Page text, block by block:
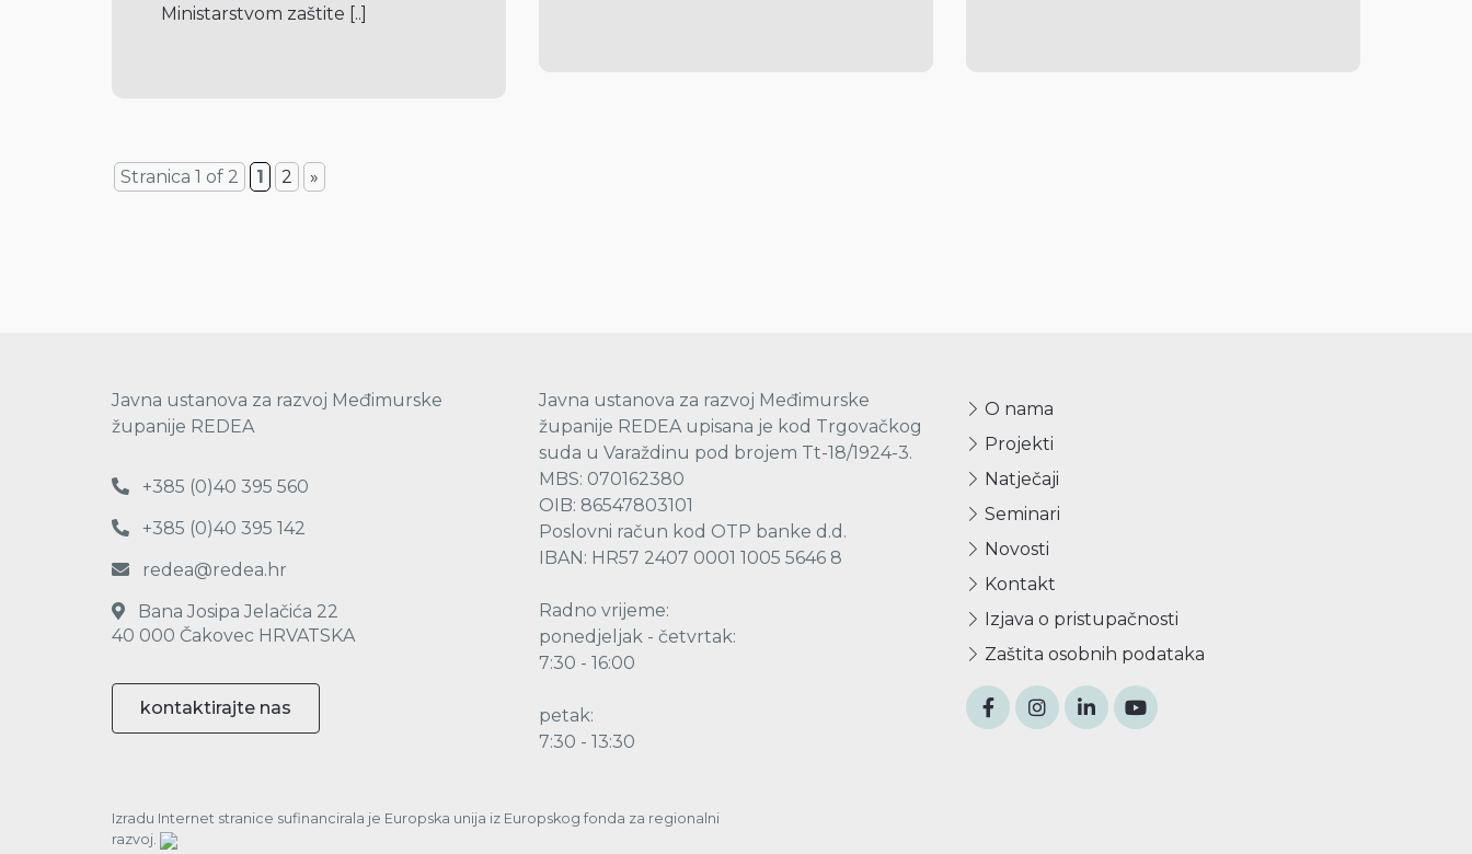
Ministarstvom zaštite [..]
Stranica 1 of 2 1 2 »
Javna ustanova za razvoj Međimurske
županije REDEA
+385 (0)40 395 560
+385 (0)40 395 142
redea@redea.hr
Bana Josipa Jelačića 22
40 000 Čakovec HRVATSKA
kontaktirajte nas
Javna ustanova za razvoj Međimurske
županije REDEA upisana je kod Trgovačkog
suda u Varaždinu pod brojem Tt-18/1924-3.
MBS: 070162380
OIB: 86547803101
Poslovni račun kod OTP banke d.d.
IBAN: HR57 2407 0001 1005 5646 8
Radno vrijeme:
ponedjeljak - četvrtak:
7:30 - 16:00
petak:
7:30 - 13:30
O nama
Projekti
Natječaji
Seminari
Novosti
Kontakt
Izjava o pristupačnosti
Zaštita osobnih podataka
Izradu Internet stranice sufinancirala je Europska unija iz Europskog fonda za regionalni
razvoj.